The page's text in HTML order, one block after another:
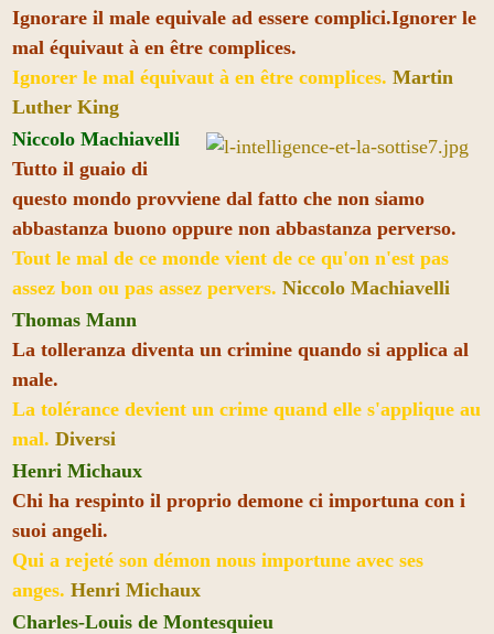
Ignorare il male equivale ad essere complici.Ignorer le
mal équivaut à en être complices.
Ignorer le mal équivaut à en être complices. Martin
Luther King
Niccolo Machiavelli
Tutto il guaio di
questo mondo provviene dal fatto che non siamo
abbastanza buono oppure non abbastanza perverso.
Tout le mal de ce monde vient de ce qu'on n'est pas
assez bon ou pas assez pervers. Niccolo Machiavelli
Thomas Mann
La tolleranza diventa un crimine quando si applica al
male.
La tolérance devient un crime quand elle s'applique au
mal. Diversi
Henri Michaux
Chi ha respinto il proprio demone ci importuna con i
suoi angeli.
Qui a rejeté son démon nous importune avec ses
anges. Henri Michaux
Charles-Louis de Montesquieu